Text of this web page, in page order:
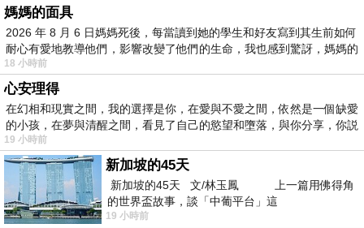
媽媽的面具
2026 年 8 月 6 日媽媽死後，每當讀到她的學生和好友寫到其生前如何
耐心有愛地教導他們，影響改變了他們的生命，我也感到驚訝，媽媽的
18 小時前
心安理得
在幻相和現實之間，我的選擇是你，在愛與不愛之間，依然是一個缺愛
的小孩，在夢與清醒之間，看見了自己的慾望和墮落，與你分享，你説
19 小時前
新加坡的45天
新加坡的45天 文/林玉鳳 上一篇用佛得角
的世界盃故事，談「中葡平台」這
19 小時前